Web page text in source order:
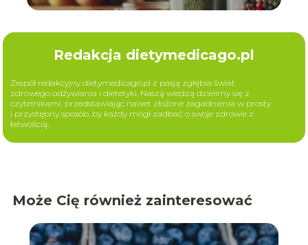
Redakcja dietymedicago.pl
Zespół redakcyjny dietymedicago.pl z pasją zgłębia świat
zdrowego odżywiania i dietetyki. Naszą wiedzą dzielimy się z
czytelnikami, przedstawiając nawet złożone zagadnienia w prosty
i przystępny sposób, by każdy mógł zadbać o swoje zdrowie z
łatwością.
Może Cię również zainteresować